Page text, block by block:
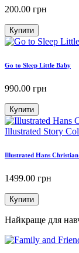
200.00 грн
Купити
Go to Sleep Little Baby
990.00 грн
Купити
Illustrated Hans
1499.00 грн
Купити
Найкраще для